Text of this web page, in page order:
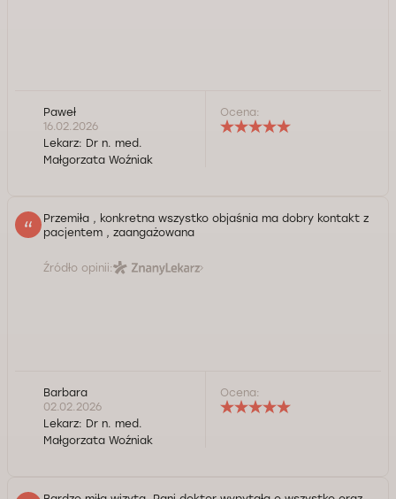
Paweł
16.02.2026
Lekarz: Dr n. med.
Małgorzata Woźniak
Ocena:
Przemiła , konkretna wszystko objaśnia ma dobry kontakt z
pacjentem , zaangażowana
Źródło opinii:
Barbara
02.02.2026
Lekarz: Dr n. med.
Małgorzata Woźniak
Ocena: